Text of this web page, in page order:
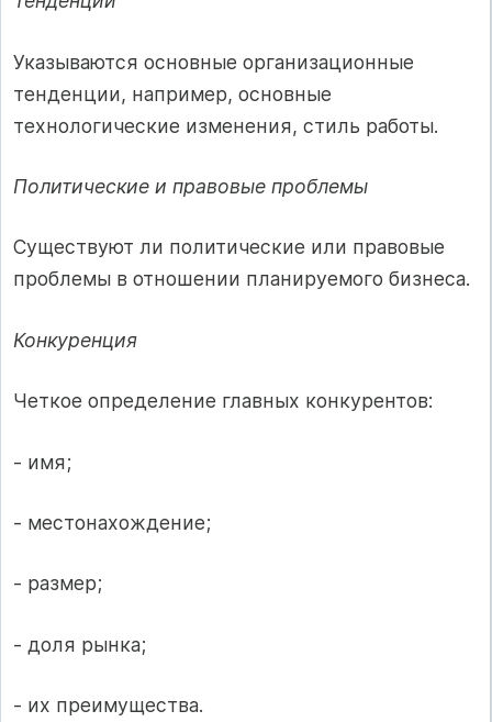
Указываются основные организационные
тенденции, например, основные
технологические изменения, стиль работы.
Политические и правовые проблемы
Существуют ли политические или правовые
проблемы в отношении планируемого бизнеса.
Конкуренция
Четкое определение главных конкурентов:
- имя;
- местонахождение;
- размер;
- доля рынка;
- их преимущества.